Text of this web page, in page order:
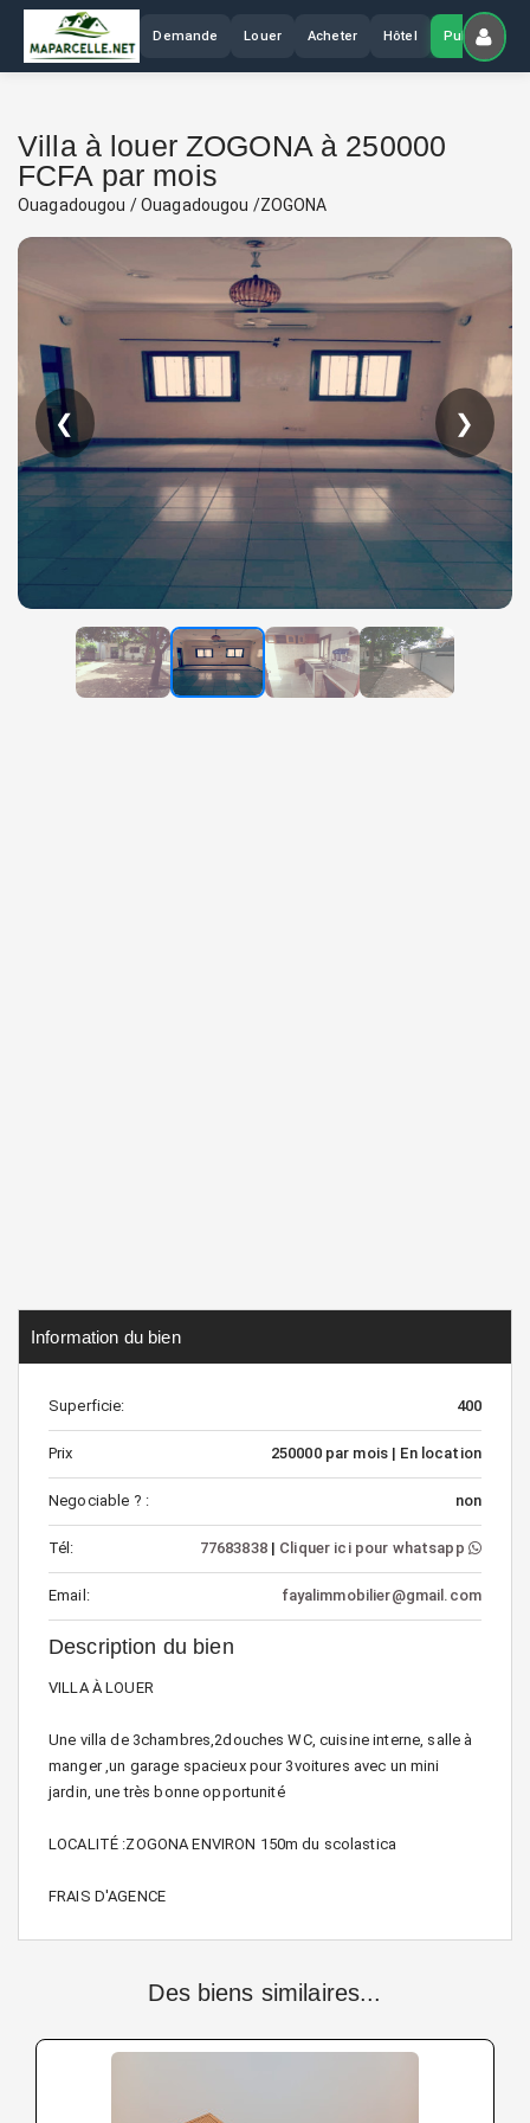
Demande Louer Acheter Hôtel Publier
Villa à louer ZOGONA à 250000
FCFA par mois
Ouagadougou / Ouagadougou /ZOGONA
❮ ❯
Information du bien
Superficie: 400
Prix 250000 par mois | En location
Negociable ? : non
Tél: 77683838| Cliquer ici pour whatsapp
Email: fayalimmobilier@gmail.com
Description du bien
VILLA À LOUER
Une villa de 3chambres,2douches WC, cuisine interne, salle à
manger ,un garage spacieux pour 3voitures avec un mini
jardin, une très bonne opportunité
LOCALITÉ :ZOGONA ENVIRON 150m du scolastica
FRAIS D'AGENCE
Des biens similaires...